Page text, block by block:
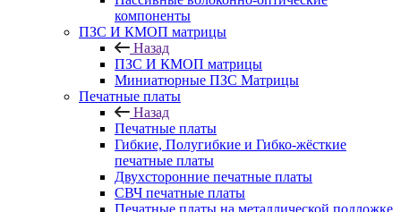
компоненты
ПЗС И КМОП матрицы
Назад
ПЗС И КМОП матрицы
Миниатюрные ПЗС Матрицы
Печатные платы
Назад
Печатные платы
Гибкие, Полугибкие и Гибко-жёсткие
печатные платы
Двухсторонние печатные платы
СВЧ печатные платы
Печатные платы на металлической подложке